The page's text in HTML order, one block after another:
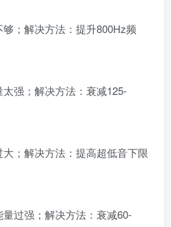
；解决方法：提升800Hz频
强；解决方法：衰减125-
；解决方法：提高超低音下限
过强；解决方法：衰减60-